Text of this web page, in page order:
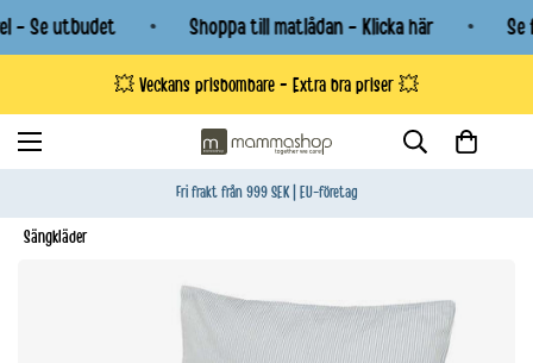
- Se utbudet Shoppa till matlådan - Klicka här Se
💥 Veckans prisbombare - Extra bra priser 💥
Fri frakt från 999 SEK | EU-företag
Sängkläder